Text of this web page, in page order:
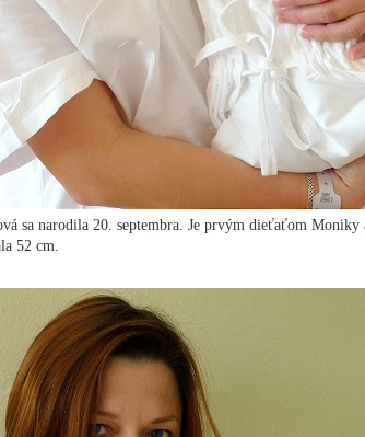
sa narodila 20. septembra. Je prvým dieťaťom Moniky
52 cm.